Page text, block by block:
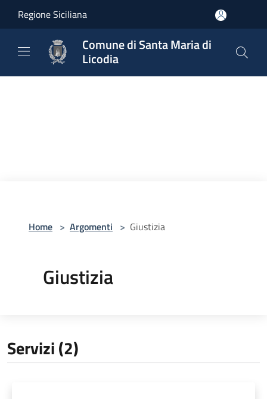
Regione Siciliana
Comune di Santa Maria di
Licodia
Home > Argomenti > Giustizia
Giustizia
Servizi (2)